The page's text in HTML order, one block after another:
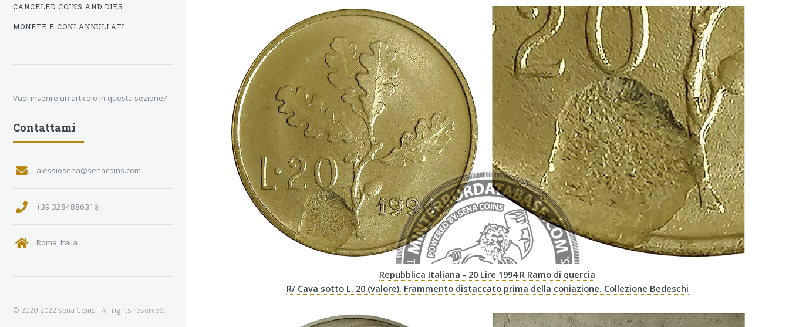
Repubblica Italiana - 20 Lire 1994 R Ramo di quercia
R/ Cava sotto L. 20 (valore). Frammento distaccato prima della coniazione. Collezione Bedeschi
CANCELED COINS AND DIES
MONETE E CONI ANNULLATI
Vuoi inserire un articolo in questa sezione?
Contattami
alessiosena@senacoins.com
+39 3284886316
Roma, Italia
© 2020-2022 Sena Coins - All rights reserved.